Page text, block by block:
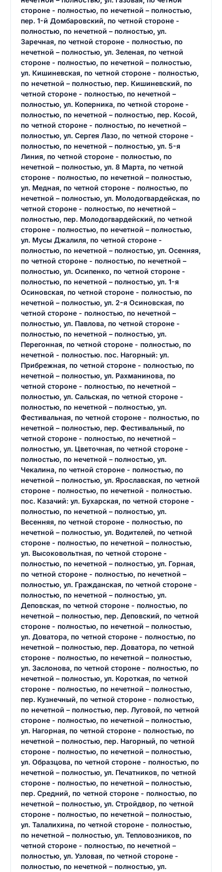
стороне - полностью, по нечетной – полностью,
пер. 1-й Домбаровский, по четной стороне -
полностью, по нечетной – полностью, ул.
Заречная, по четной стороне - полностью, по
нечетной – полностью, ул. Зеленая, по четной
стороне - полностью, по нечетной – полностью,
ул. Кишиневская, по четной стороне - полностью,
по нечетной – полностью, пер. Кишиневский, по
четной стороне - полностью, по нечетной –
полностью, ул. Коперника, по четной стороне -
полностью, по нечетной – полностью, пер. Косой,
по четной стороне - полностью, по нечетной –
полностью, ул. Сергея Лазо, по четной стороне -
полностью, по нечетной – полностью, ул. 5-я
Линия, по четной стороне - полностью, по
нечетной – полностью, ул. 8 Марта, по четной
стороне - полностью, по нечетной – полностью,
ул. Медная, по четной стороне - полностью, по
нечетной – полностью, ул. Молодогвардейская, по
четной стороне - полностью, по нечетной –
полностью, пер. Молодогвардейский, по четной
стороне - полностью, по нечетной – полностью,
ул. Мусы Джалиля, по четной стороне -
полностью, по нечетной – полностью, ул. Осенняя,
по четной стороне - полностью, по нечетной –
полностью, ул. Осипенко, по четной стороне -
полностью, по нечетной – полностью, ул. 1-я
Осиновская, по четной стороне - полностью, по
нечетной – полностью, ул. 2-я Осиновская, по
четной стороне - полностью, по нечетной –
полностью, ул. Павлова, по четной стороне -
полностью, по нечетной – полностью, ул.
Перегонная, по четной стороне - полностью, по
нечетной - полностью. пос. Нагорный: ул.
Прибрежная, по четной стороне - полностью, по
нечетной – полностью, ул. Рахманинова, по
четной стороне - полностью, по нечетной –
полностью, ул. Сальская, по четной стороне -
полностью, по нечетной – полностью, ул.
Фестивальная, по четной стороне - полностью, по
нечетной – полностью, пер. Фестивальный, по
четной стороне - полностью, по нечетной –
полностью, ул. Цветочная, по четной стороне -
полностью, по нечетной – полностью, ул.
Чекалина, по четной стороне - полностью, по
нечетной – полностью, ул. Ярославская, по четной
стороне - полностью, по нечетной - полностью.
пос. Казачий: ул. Бухарская, по четной стороне -
полностью, по нечетной – полностью, ул.
Весенняя, по четной стороне - полностью, по
нечетной – полностью, ул. Водителей, по четной
стороне - полностью, по нечетной – полностью,
ул. Высоковольтная, по четной стороне -
полностью, по нечетной – полностью, ул. Горная,
по четной стороне - полностью, по нечетной –
полностью, ул. Гражданская, по четной стороне -
полностью, по нечетной – полностью, ул.
Деповская, по четной стороне - полностью, по
нечетной – полностью, пер. Деповский, по четной
стороне - полностью, по нечетной – полностью,
ул. Доватора, по четной стороне - полностью, по
нечетной – полностью, пер. Доватора, по четной
стороне - полностью, по нечетной – полностью,
ул. Заслонова, по четной стороне - полностью, по
нечетной – полностью, ул. Короткая, по четной
стороне - полностью, по нечетной – полностью,
пер. Кузнечный, по четной стороне - полностью,
по нечетной – полностью, пер. Луговой, по четной
стороне - полностью, по нечетной – полностью,
ул. Нагорная, по четной стороне - полностью, по
нечетной – полностью, пер. Нагорный, по четной
стороне - полностью, по нечетной – полностью,
ул. Образцова, по четной стороне - полностью, по
нечетной – полностью, ул. Печатников, по четной
стороне - полностью, по нечетной – полностью,
пер. Средний, по четной стороне - полностью, по
нечетной – полностью, ул. Стройдвор, по четной
стороне - полностью, по нечетной – полностью,
ул. Талалихина, по четной стороне - полностью,
по нечетной – полностью, ул. Тепловозников, по
четной стороне - полностью, по нечетной –
полностью, ул. Узловая, по четной стороне -
полностью, по нечетной – полностью, ул.